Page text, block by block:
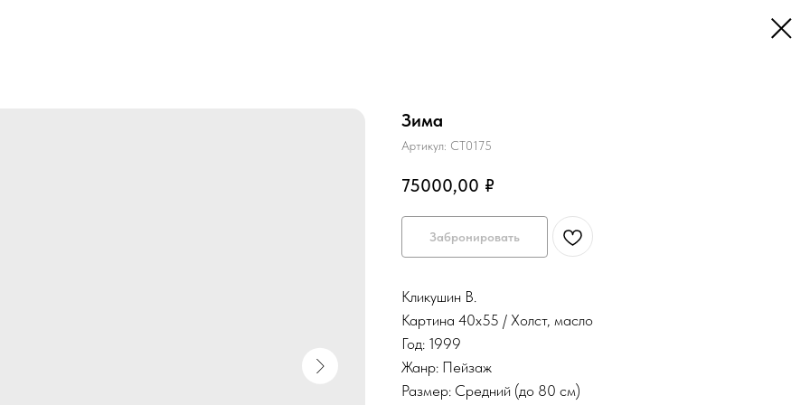
Зима
Артикул: СТ0175
75000,00 ₽
Забронировать
Кликушин В.
Картина 40х55 / Холст, масло
Год: 1999
Жанр: Пейзаж
Размер: Средний (до 80 см)